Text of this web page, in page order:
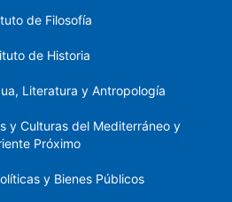
de Filosofía
de Historia
Literatura y Antropología
y Culturas del Mediterráneo y
Próximo
y Bienes Públicos